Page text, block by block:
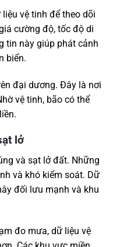
vệ tinh để theo dõi
cường độ, tốc độ di
tin này giúp phát cảnh
biển.
đại dương. Đây là nơi
vệ tinh, bão có thể
lở
và sạt lở đất. Những
và khó kiểm soát. Dữ
đối lưu mạnh và khu
đo mưa, dữ liệu vệ